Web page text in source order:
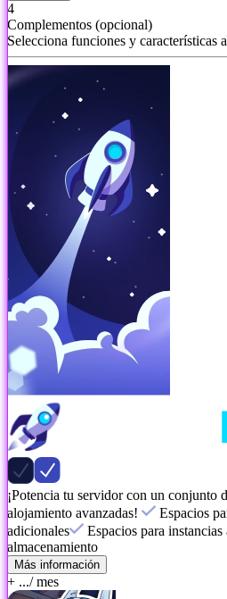
4
Complementos (opcional)
Selecciona funciones y características
¡Potencia tu servidor con un conjunto
alojamiento avanzadas!
Espacios
adicionales
Espacios para
almacenamiento
Más información
+ .../ mes